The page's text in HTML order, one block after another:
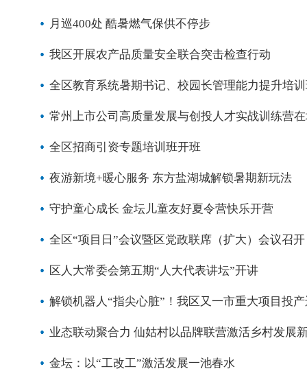
月巡400处 酷暑燃气保供不停步
我区开展农产品质量安全联合突击检查行动
全区教育系统暑期书记、校园长管理能力提升培
常州上市公司高质量发展与创投人才实战训练营
全区招商引资专题培训班开班
夜游新境+暖心服务 东方盐湖城解锁暑期新玩法
守护童心成长 金坛儿童友好夏令营快乐开营
全区“项目日”会议暨区党政联席（扩大）会议召开
区人大常委会第五期“人大代表讲坛”开讲
解锁机器人“指尖心脏”！我区又一市重大项目投
业态联动聚合力 仙姑村以品牌联营激活乡村发展
金坛：以“工改工”激活发展一池春水